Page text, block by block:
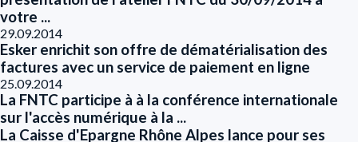
votre ...
29.09.2014
Esker enrichit son offre de dématérialisation des
factures avec un service de paiement en ligne
25.09.2014
La FNTC participe à à la conférence internationale
sur l'accès numérique à la ...
La Caisse d'Epargne Rhône Alpes lance pour ses